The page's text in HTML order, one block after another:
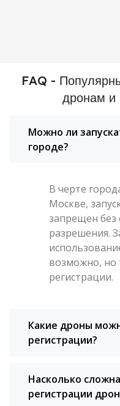
FAQ -
дронам и
Можно ли
городе?
В черте
Москве,
запрещен без
разрешения.
возможно, но
регистрации.
Какие дроны
регистрации?
Насколько
регистрации